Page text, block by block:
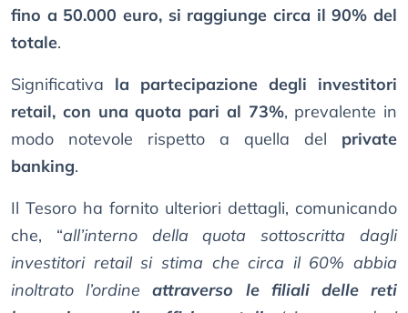
fino a 50.000 euro, si raggiunge circa il 90% del
totale.
Significativa la partecipazione degli investitori
retail, con una quota pari al 73%, prevalente in
modo notevole rispetto a quella del private
banking.
Il Tesoro ha fornito ulteriori dettagli, comunicando
che, “all’interno della quota sottoscritta dagli
investitori retail si stima che circa il 60% abbia
inoltrato l’ordineattraverso le filiali delle reti